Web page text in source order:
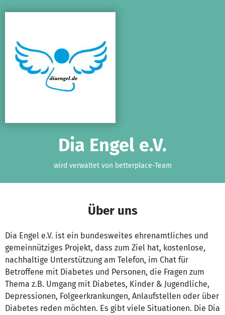
Dia Engel e.V.
wird verwaltet von betterplace-Team
Über uns
Dia Engel e.V. ist ein bundesweites ehrenamtliches und
gemeinnütziges Projekt, dass zum Ziel hat, kostenlose,
nachhaltige Unterstützung am Telefon, im Chat für
Betroffene mit Diabetes und Personen, die Fragen zum
Thema z.B. Umgang mit Diabetes, Kinder & Jugendliche,
Depressionen, Folgeerkrankungen, Anlaufstellen oder über
Diabetes reden möchten. Es gibt viele Situationen. Die Dia